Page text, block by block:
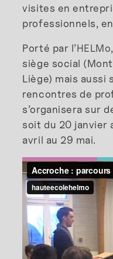
visites en
professionnels,
Porté par l’HELMo
siège social
Liège) mais aussi
rencontres de
s’organisera sur
soit du 20 janvier
avril au 29 mai.